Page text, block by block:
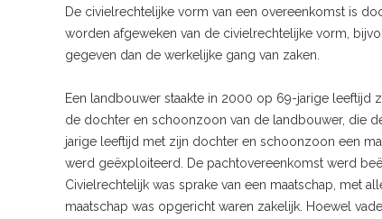
De civielrechtelijke vorm van een overeenkomst is
worden afgeweken van de civielrechtelijke vorm,
gegeven dan de werkelijke gang van zaken.
Een landbouwer staakte in 2000 op 69-jarige leeftijd
de dochter en schoonzoon van de landbouwer, die
jarige leeftijd met zijn dochter en schoonzoon een
werd geëxploiteerd. De pachtovereenkomst werd
Civielrechtelijk was sprake van een maatschap, met
maatschap was opgericht waren zakelijk. Hoewel